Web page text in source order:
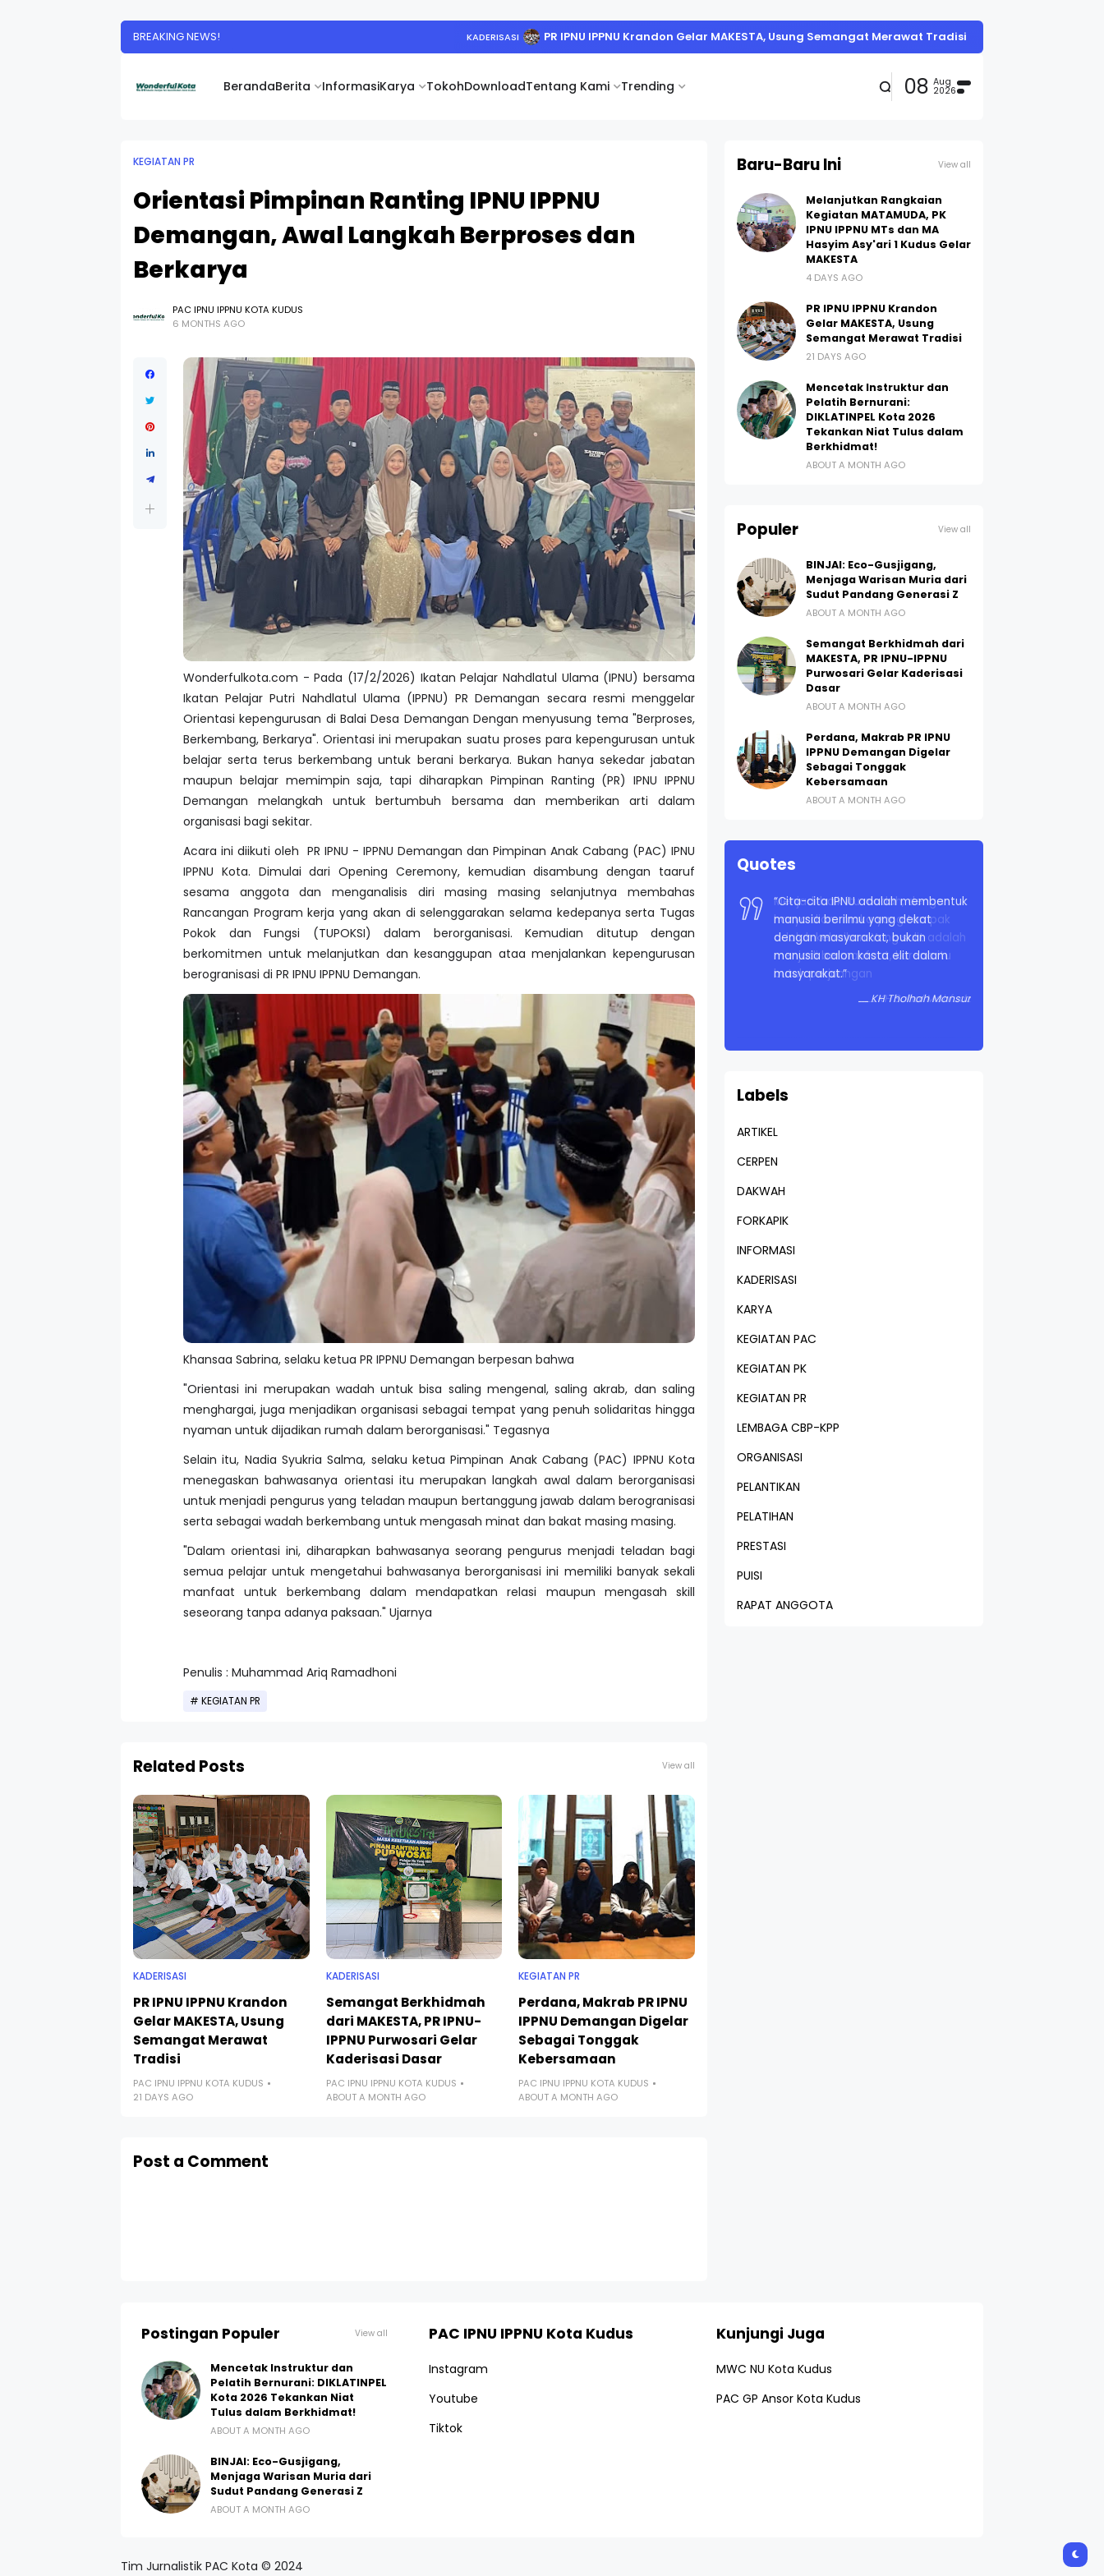
BerandaBerita InformasiKarya TokohDownloadTentang Kami Trending 08 Aug
2026
BREAKING NEWS! KADERISASI PR IPNU IPPNU Krandon Gelar MAKESTA, Usung Semangat Merawat Tradisi
KEGIATAN PR
Orientasi Pimpinan Ranting IPNU IPPNU
Demangan, Awal Langkah Berproses dan
Berkarya
PAC IPNU IPPNU KOTA KUDUS
6 MONTHS AGO
Wonderfulkota.com - Pada (17/2/2026) Ikatan Pelajar Nahdlatul Ulama (IPNU) bersama
Ikatan Pelajar Putri Nahdlatul Ulama (IPPNU) PR Demangan secara resmi menggelar
Orientasi kepengurusan di Balai Desa Demangan Dengan menyusung tema "Berproses,
Berkembang, Berkarya". Orientasi ini merupakan suatu proses para kepengurusan untuk
belajar serta terus berkembang untuk berani berkarya. Bukan hanya sekedar jabatan
maupun belajar memimpin saja, tapi diharapkan Pimpinan Ranting (PR) IPNU IPPNU
Demangan melangkah untuk bertumbuh bersama dan memberikan arti dalam
organisasi bagi sekitar.
Acara ini diikuti oleh PR IPNU - IPPNU Demangan dan Pimpinan Anak Cabang (PAC) IPNU
IPPNU Kota. Dimulai dari Opening Ceremony, kemudian disambung dengan taaruf
sesama anggota dan menganalisis diri masing masing selanjutnya membahas
Rancangan Program kerja yang akan di selenggarakan selama kedepanya serta Tugas
Pokok dan Fungsi (TUPOKSI) dalam berorganisasi. Kemudian ditutup dengan
berkomitmen untuk melanjutkan dan kesanggupan ataa menjalankan kepengurusan
berogranisasi di PR IPNU IPPNU Demangan.
Khansaa Sabrina, selaku ketua PR IPPNU Demangan berpesan bahwa
"Orientasi ini merupakan wadah untuk bisa saling mengenal, saling akrab, dan saling
menghargai, juga menjadikan organisasi sebagai tempat yang penuh solidaritas hingga
nyaman untuk dijadikan rumah dalam berorganisasi." Tegasnya
Selain itu, Nadia Syukria Salma, selaku ketua Pimpinan Anak Cabang (PAC) IPPNU Kota
menegaskan bahwasanya orientasi itu merupakan langkah awal dalam berorganisasi
untuk menjadi pengurus yang teladan maupun bertanggung jawab dalam berogranisasi
serta sebagai wadah berkembang untuk mengasah minat dan bakat masing masing.
"Dalam orientasi ini, diharapkan bahwasanya seorang pengurus menjadi teladan bagi
semua pelajar untuk mengetahui bahwasanya berorganisasi ini memiliki banyak sekali
manfaat untuk berkembang dalam mendapatkan relasi maupun mengasah skill
seseorang tanpa adanya paksaan." Ujarnya
Penulis : Muhammad Ariq Ramadhoni
KEGIATAN PR
Related Posts View all
KADERISASI
PR IPNU IPPNU Krandon
Gelar MAKESTA, Usung
Semangat Merawat
Tradisi
PAC IPNU IPPNU KOTA KUDUS
21 DAYS AGO
KADERISASI
Semangat Berkhidmah
dari MAKESTA, PR IPNU-
IPPNU Purwosari Gelar
Kaderisasi Dasar
PAC IPNU IPPNU KOTA KUDUS
ABOUT A MONTH AGO
KEGIATAN PR
Perdana, Makrab PR IPNU
IPPNU Demangan Digelar
Sebagai Tonggak
Kebersamaan
PAC IPNU IPPNU KOTA KUDUS
ABOUT A MONTH AGO
Post a Comment
Baru-Baru Ini View all
Melanjutkan Rangkaian
Kegiatan MATAMUDA, PK
IPNU IPPNU MTs dan MA
Hasyim Asy'ari 1 Kudus Gelar
MAKESTA
4 DAYS AGO
PR IPNU IPPNU Krandon
Gelar MAKESTA, Usung
Semangat Merawat Tradisi
21 DAYS AGO
Mencetak Instruktur dan
Pelatih Bernurani:
DIKLATINPEL Kota 2026
Tekankan Niat Tulus dalam
Berkhidmat!
ABOUT A MONTH AGO
Populer View all
BINJAI: Eco-Gusjigang,
Menjaga Warisan Muria dari
Sudut Pandang Generasi Z
ABOUT A MONTH AGO
Semangat Berkhidmah dari
MAKESTA, PR IPNU-IPPNU
Purwosari Gelar Kaderisasi
Dasar
ABOUT A MONTH AGO
Perdana, Makrab PR IPNU
IPPNU Demangan Digelar
Sebagai Tonggak
Kebersamaan
ABOUT A MONTH AGO
Quotes
“Cita-cita IPNU adalah membentuk
manusia berilmu yang dekat
dengan masyarakat, bukan
manusia calon kasta elit dalam
masyarakat.”
KH Tholhah Mansur
Labels
ARTIKEL
CERPEN
DAKWAH
FORKAPIK
INFORMASI
KADERISASI
KARYA
KEGIATAN PAC
KEGIATAN PK
KEGIATAN PR
LEMBAGA CBP-KPP
ORGANISASI
PELANTIKAN
PELATIHAN
PRESTASI
PUISI
RAPAT ANGGOTA
Postingan Populer View all
Mencetak Instruktur dan
Pelatih Bernurani: DIKLATINPEL
Kota 2026 Tekankan Niat
Tulus dalam Berkhidmat!
ABOUT A MONTH AGO
BINJAI: Eco-Gusjigang,
Menjaga Warisan Muria dari
Sudut Pandang Generasi Z
ABOUT A MONTH AGO
PAC IPNU IPPNU Kota Kudus
Instagram
Youtube
Tiktok
Kunjungi Juga
MWC NU Kota Kudus
PAC GP Ansor Kota Kudus
Tim Jurnalistik PAC Kota © 2024